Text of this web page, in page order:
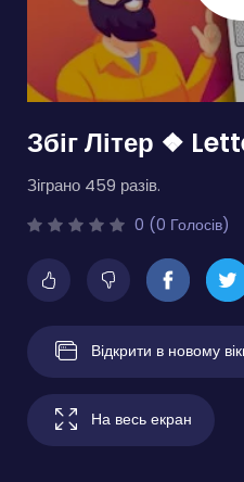
Збіг Літер ❖
Зіграно 459 разів.
0 (0 Голосів)
Відкрити в новому
На весь екран